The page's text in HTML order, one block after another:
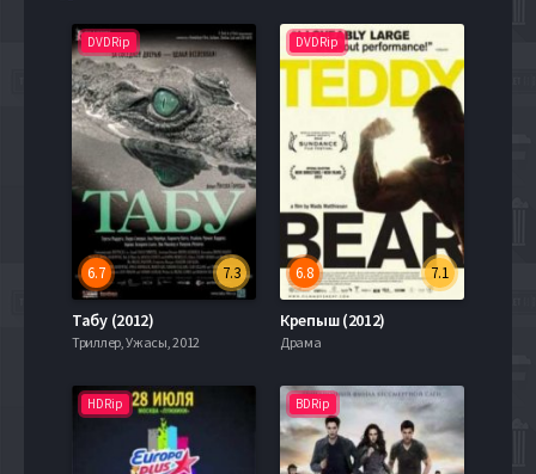
DVDRip
7.3
6.7
Табу (2012)
Триллер, Ужасы, 2012
DVDRip
7.1
6.8
Крепыш (2012)
Драма
HDRip BDRip